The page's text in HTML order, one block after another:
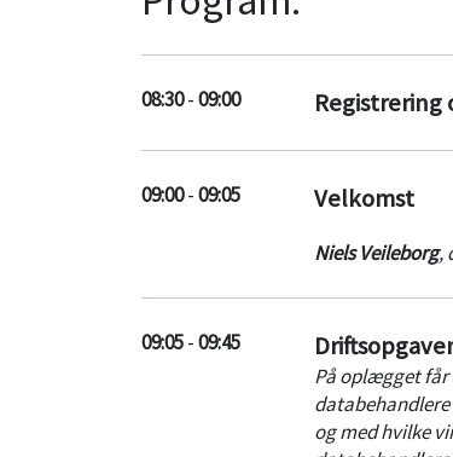
08:30-09:00 Registrering
09:00-09:05 Velkomst
Niels Veileborg,
09:05-09:45
På oplægget får
og med hvilke